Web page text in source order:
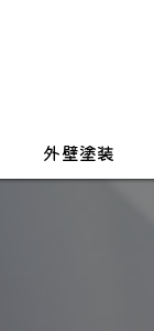
外壁塗装